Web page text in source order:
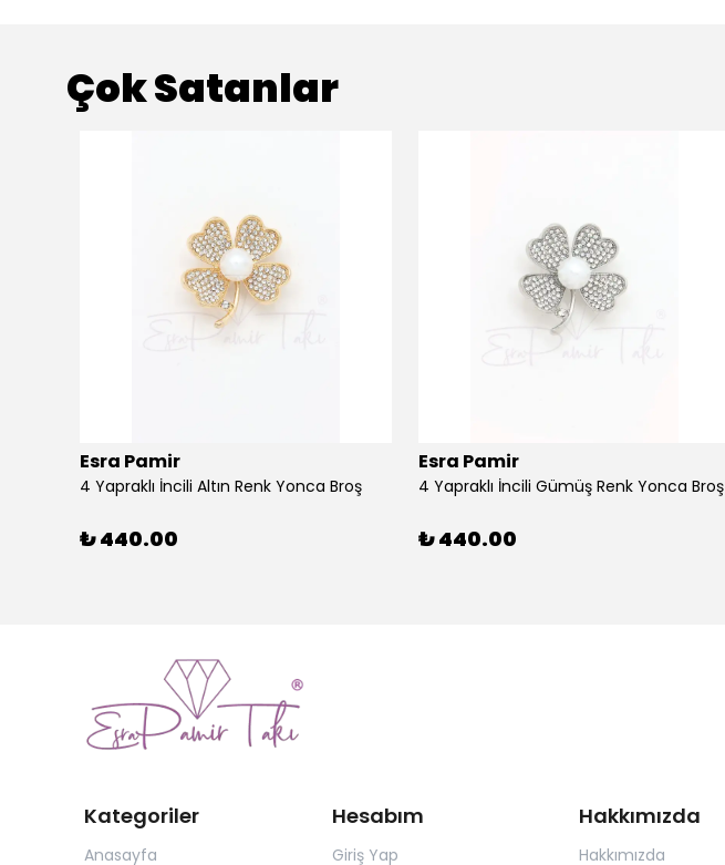
Çok Satanlar
Esra Pamir
4 Yapraklı İncili Altın Renk Yonca Broş
₺ 440.00
Esra Pamir
4 Yapraklı İncili Gümüş Renk Yonca Broş
₺ 440.00
Kategoriler
Anasayfa
Hesabım
Giriş Yap
Hakkımızda
Hakkımızda